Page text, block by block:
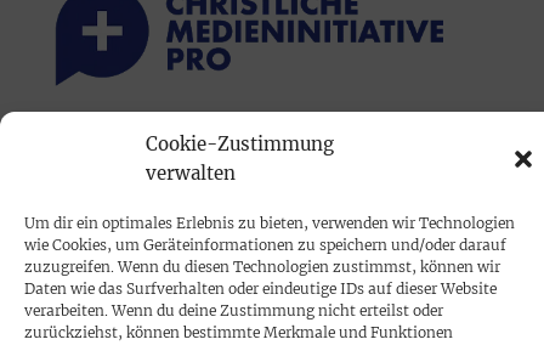
Cookie-Zustimmung
verwalten
Um dir ein optimales Erlebnis zu bieten, verwenden wir Technologien
wie Cookies, um Geräteinformationen zu speichern und/oder darauf
zuzugreifen. Wenn du diesen Technologien zustimmst, können wir
Daten wie das Surfverhalten oder eindeutige IDs auf dieser Website
verarbeiten. Wenn du deine Zustimmung nicht erteilst oder
zurückziehst, können bestimmte Merkmale und Funktionen
PRINTAUSGABE
Mediadaten
PROKOMPAKT
Impressum